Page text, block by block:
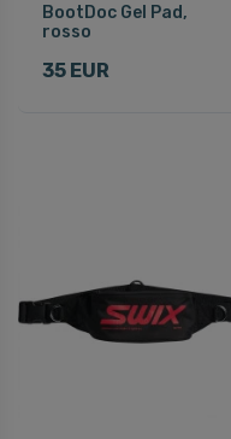
BootDoc Gel Pad,
rosso
35 EUR